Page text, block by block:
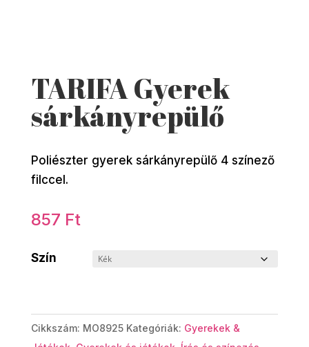
TARIFA Gyerek
sárkányrepülő
Poliészter gyerek sárkányrepülő 4 színező
filccel.
857 Ft
Szín
Cikkszám: MO8925 Kategóriák: Gyerekek &